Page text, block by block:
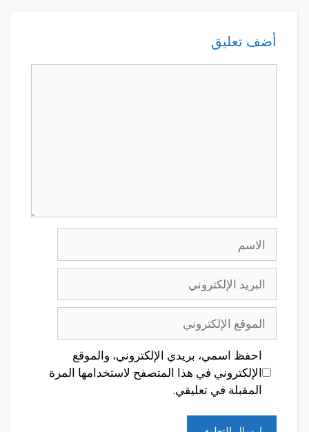
أضف تعليق
الإلكتروني
الإلكتروني
احفظ اسمي، بريدي الإلكتروني، والموقع
الإلكتروني في هذا المتصفح لاستخدامها المرة
المقبلة في تعليقي.